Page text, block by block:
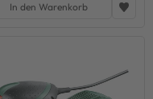
In den Warenkorb